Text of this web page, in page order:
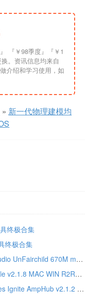
介绍和学习使用，如
» 新一代物理建模均
终极合集
终极合集
[经典 Vari-Mu 压缩器复刻] UnderTone Audio UnFairchild 670M mkII v1.0.8 WiN/MAC – BUBBiX
混音插件套装 ToneBoosters Plugin Bundle v2.1.8 MAC WIN R2R版本
[全能吉他/贝斯箱体效果器平台] STL Tones Ignite AmpHub v2.1.2 2026.07 WiN – ItUsed